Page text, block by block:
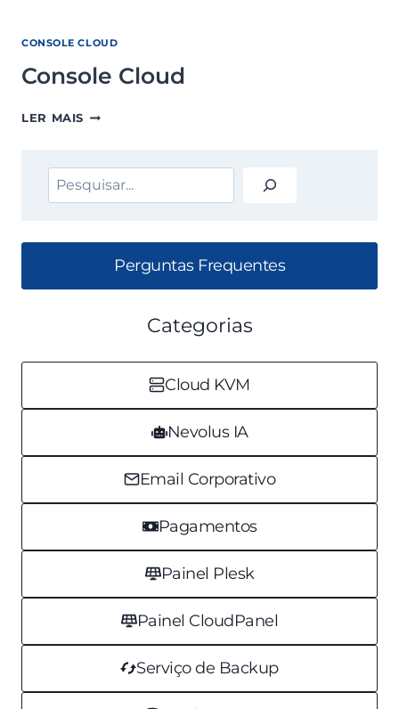
USUÁRIOS
O
CONSOLE CLOUD
Console Cloud
LER MAIS CONSOLE
Pesquisar
Perguntas Frequentes
Categorias
Cloud KVM
Nevolus IA
Email Corporativo
Pagamentos
Painel Plesk
Painel CloudPanel
Serviço de Backup